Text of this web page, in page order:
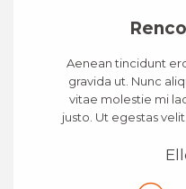
Aenean tincidunt
gravida ut. Nunc
vitae molestie mi
justo. Ut egestas